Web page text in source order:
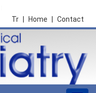
Contact
Home
Tr